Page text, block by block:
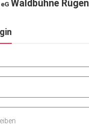
Waldbühne Rügen